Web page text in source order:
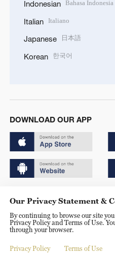
Indonesian Bahasa Indonesia
Italian Italiano
Japanese 日本語
Korean 한국어
DOWNLOAD OUR APP
京ICP备20000184号
京公网安备 11010502050052号
Disinformation report hotline: 010-
Our Privacy Statement &
By continuing to browse our site
Privacy Policy and Terms of Use.
through your browser.
Privacy Policy Terms of Use